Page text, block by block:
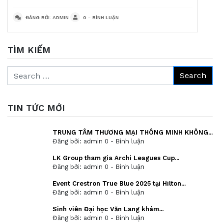
TÌM KIẾM
TIN TỨC MỚI
TRUNG TÂM THƯƠNG MẠI THÔNG MINH KHÔNG...
Đăng bởi: admin 0 - Bình luận
LK Group tham gia Archi Leagues Cup...
Đăng bởi: admin 0 - Bình luận
Event Crestron True Blue 2025 tại Hilton...
Đăng bởi: admin 0 - Bình luận
Sinh viên Đại học Văn Lang khám...
Đăng bởi: admin 0 - Bình luận
ĐĂNG BỞI: ADMIN 0 - BÌNH LUẬN